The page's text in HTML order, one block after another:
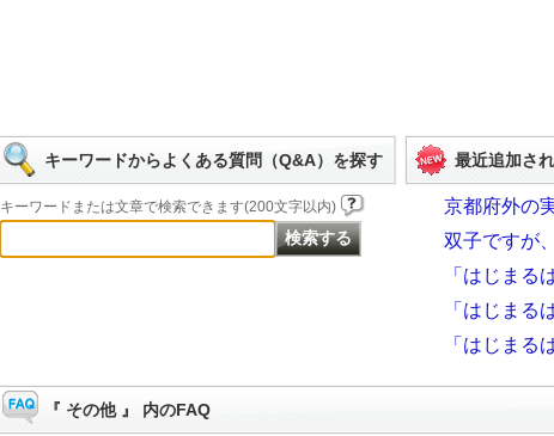
キーワードからよくある質問（Q&A）を探す
キーワードまたは文章で検索できます(200文字以内)
最近追加さ
京都府外の
双子ですが
「はじまる
「はじまる
「はじまる
『 その他 』 内のFAQ